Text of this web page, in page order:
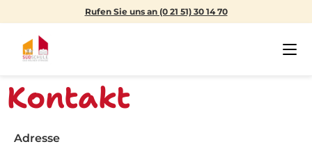
Rufen Sie uns an (0 21 51) 30 14 70
Kontakt
Adresse